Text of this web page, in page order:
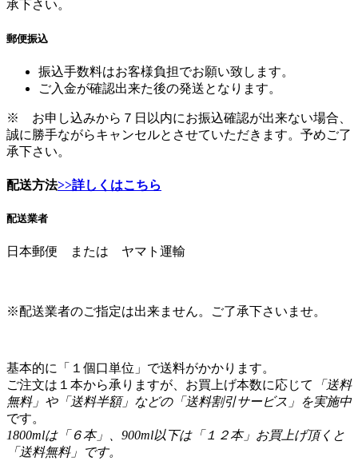
ご入金が確認出来た後の発送となります。
※ お申し込みから７日以内にお振込確認が出来ない場合、
誠に勝手ながらキャンセルとさせていただきます。予めご了
配送方法>>詳しくはこちら
基本的に「１個口単位」で送料がかかります。
です。
1800mlは「６本」、900ml以下は「１２本」お買上げ頂くと
「送料無料」です。
※１個口とは、1800mlのみの場合は６本まで、900ml／
720mlのみの場合は１２本までです。